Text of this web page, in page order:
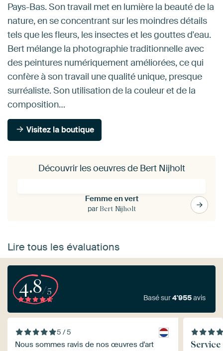
Pays-Bas. Son travail met en lumière la beauté de la
nature, en se concentrant sur les moindres détails
tels que les fleurs, les insectes et les gouttes d'eau.
Bert mélange la photographie traditionnelle avec
des peintures numériquement améliorées, ce qui
confère à son travail une qualité unique, presque
surréaliste. Son utilisation de la couleur et de la
composition…
Visitez la boutique
Découvrir les oeuvres de Bert Nijholt
Femme en vert
par Bert Nijholt
Lire tous les évaluations
4.8/5
Basé sur4'955avis
5 / 5
Nous sommes ravis de nos œuvres d'art